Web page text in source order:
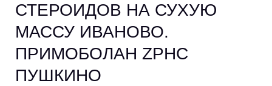
СТЕРОИДОВ НА СУХУЮ
МАССУ ИВАНОВО.
ПРИМОБОЛАН ZPHC
ПУШКИНО